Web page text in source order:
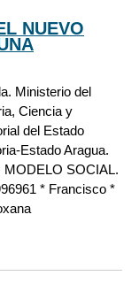
NUEVO
Ministerio del
Ciencia y
del Estado
Estado Aragua.
SOCIAL.
* Francisco *